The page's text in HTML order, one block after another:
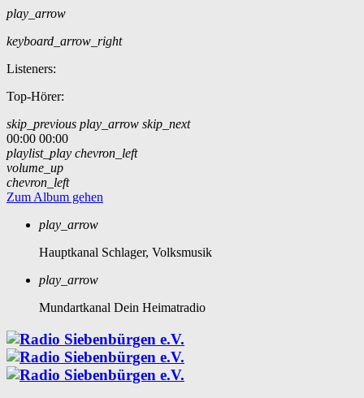
play_arrow
keyboard_arrow_right
Listeners:
Top-Hörer:
skip_previous play_arrow skip_next
00:00 00:00
playlist_play chevron_left
volume_up
chevron_left
Zum Album gehen
play_arrow
Hauptkanal Schlager, Volksmusik
play_arrow
Mundartkanal Dein Heimatradio